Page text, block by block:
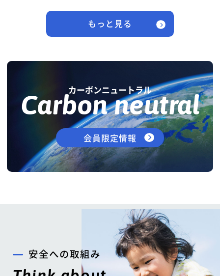
もっと見る
カーボンニュートラル
Carbon neutral
会員限定情報
安全への取組み